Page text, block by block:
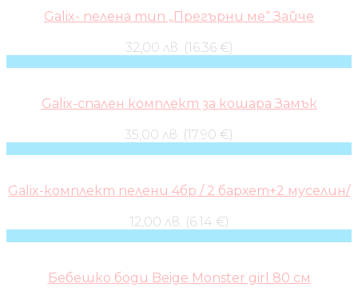
Galix- пелена тип „Прегърни ме“ Зайче
32,00 лв. (16.36 €)
Galix-спален комплект за кошара Замък
35,00 лв. (17.90 €)
Galix-комплект пелени 4бр / 2 бархет+2 муселин/
12,00 лв. (6.14 €)
Бебешко боди Beige Monster girl 80 см